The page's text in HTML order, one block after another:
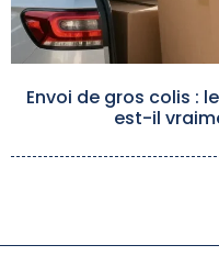
Envoi de gros colis :
est-il